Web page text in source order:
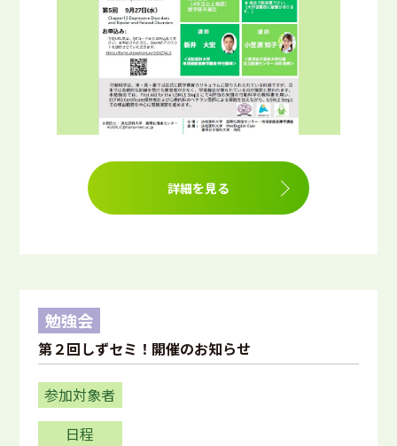
詳細を見る
勉強会
第２回しずセミ！開催のお知らせ
参加対象者
日程